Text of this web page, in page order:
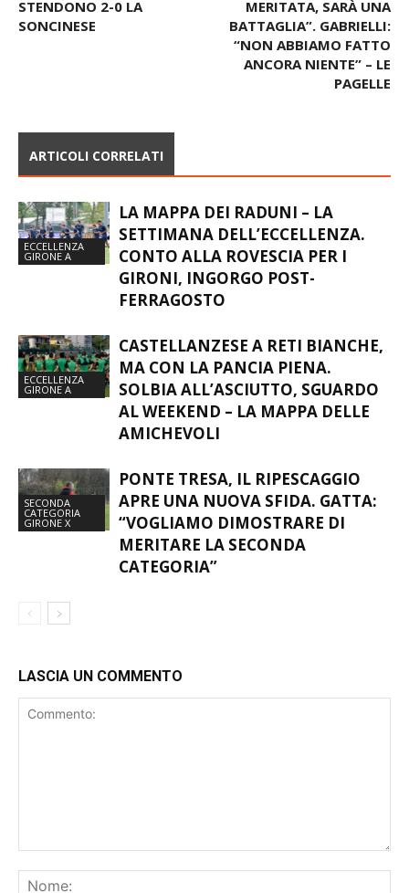
SONCINESE
BATTAGLIA”. GABRIELLI:
“NON ABBIAMO FATTO
ANCORA NIENTE” – LE
PAGELLE
ECCELLENZA
GIRONE A
SETTIMANA DELL’ECCELLENZA.
CONTO ALLA ROVESCIA PER I
GIRONI, INGORGO POST-
FERRAGOSTO
ECCELLENZA
GIRONE A
MA CON LA PANCIA PIENA.
SOLBIA ALL’ASCIUTTO, SGUARDO
AL WEEKEND – LA MAPPA DELLE
AMICHEVOLI
SECONDA
CATEGORIA
GIRONE X
APRE UNA NUOVA SFIDA. GATTA:
“VOGLIAMO DIMOSTRARE DI
MERITARE LA SECONDA
CATEGORIA”